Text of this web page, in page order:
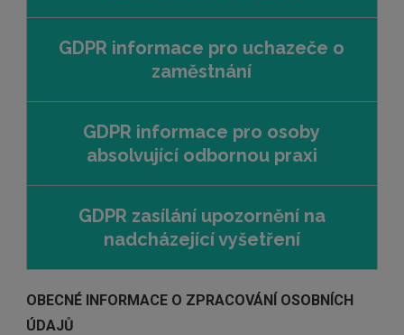
GDPR informace pro uchazeče o
zaměstnání
GDPR informace pro osoby
absolvující odbornou praxi
GDPR zasílání upozornění na
nadcházející vyšetření
OBECNÉ INFORMACE O ZPRACOVÁNÍ OSOBNÍCH
ÚDAJŮ